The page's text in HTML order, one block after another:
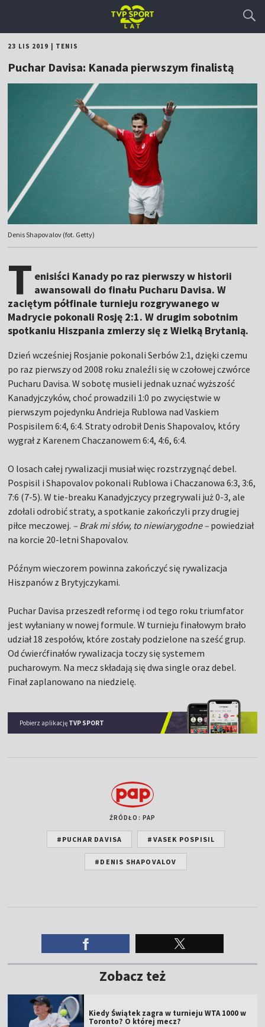
23 LIS 2019 TENIS
Puchar Davisa: Kanada pierwszym finalistą
Denis Shapovalov (fot. Getty)
T enisiści Kanady po raz pierwszy w historii
awansowali do finału Pucharu Davisa. W
zaciętym półfinale turnieju rozgrywanego w
Madrycie pokonali Rosję 2:1. W drugim sobotnim
spotkaniu Hiszpania zmierzy się z Wielką Brytanią.
Dzień wcześniej Rosjanie pokonali Serbów 2:1, dzięki czemu
po raz pierwszy od 2008 roku znaleźli się w czołowej czwórce
Pucharu Davisa. W sobotę musieli jednak uznać wyższość
Kanadyjczyków, choć prowadzili 1:0 po zwycięstwie w
pierwszym pojedynku Andrieja Rublowa nad Vaskiem
Pospisilem 6:4, 6:4. Straty odrobił Denis Shapovalov, który
wygrał z Karenem Chaczanowem 6:4, 4:6, 6:4.
O losach całej rywalizacji musiał więc rozstrzygnąć debel.
Pospisil i Shapovalov pokonali Rublowa i Chaczanowa 6:3, 3:6,
7:6 (7-5). W tie-breaku Kanadyjczycy przegrywali już 0-3, ale
zdołali odrobić straty, a spotkanie zakończyli przy drugiej
piłce meczowej. – Brak mi słów, to niewiarygodne – powiedział
na korcie 20-letni Shapovalov.
Późnym wieczorem powinna zakończyć się rywalizacja
Hiszpanów z Brytyjczykami.
Puchar Davisa przeszedł reformę i od tego roku triumfator
jest wyłaniany w nowej formule. W turnieju finałowym brało
udział 18 zespołów, które zostały podzielone na sześć grup.
Od ćwierćfinałów rywalizacja toczy się systemem
pucharowym. Na mecz składają się dwa single oraz debel.
Finał zaplanowano na niedzielę.
Pobierz aplikację TVP SPORT
ŹRÓDŁO: PAP
#PUCHAR DAVISA #VASEK POSPISIL
#DENIS SHAPOVALOV
Zobacz też
Kiedy Świątek zagra w turnieju WTA 1000 w
Toronto? O której mecz?